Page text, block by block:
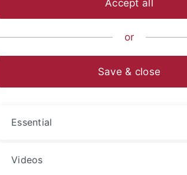
Accept all
or
Save & close
Essential
Videos